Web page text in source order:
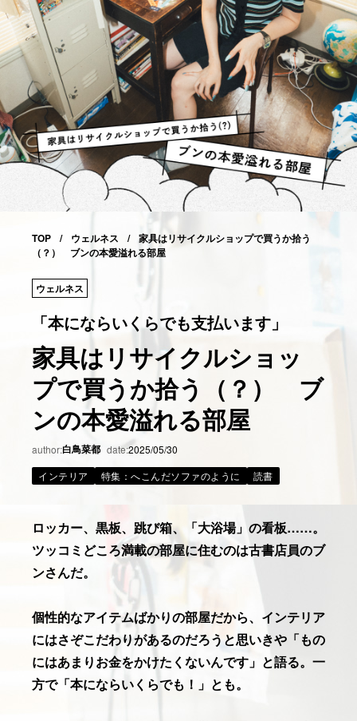
TOP ウェルネス
家具はリサイクルショップで買うか拾う
（？） ブンの本愛溢れる部屋
ウェルネス
「本にならいくらでも支払います」
家具はリサイクルショッ
プで買うか拾う（？） ブ
ンの本愛溢れる部屋
author:白鳥菜都 date:2025/05/30
インテリア
特集：へこんだソファのように 読書
ロッカー、黒板、跳び箱、「大浴場」の看板……。
ツッコミどころ満載の部屋に住むのは古書店員のブ
ンさんだ。
個性的なアイテムばかりの部屋だから、インテリア
にはさぞこだわりがあるのだろうと思いきや「もの
にはあまりお金をかけたくないんです」と語る。一
方で「本にならいくらでも！」とも。